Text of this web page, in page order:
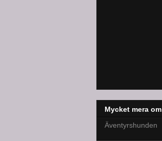
Mycket mera om
Äventyrshunden